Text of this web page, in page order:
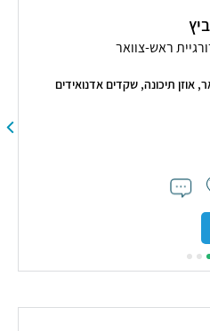
ראש-צוואר
אוזן תיכונה, שקדים אדנואידים